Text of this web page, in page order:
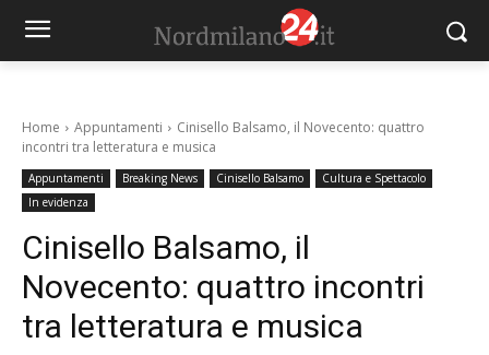
Home Appuntamenti
Cinisello Balsamo, il Novecento: quattro
incontri tra letteratura e musica
Appuntamenti Breaking News Cinisello Balsamo
Cultura e Spettacolo
In evidenza
Cinisello Balsamo, il
Novecento: quattro incontri
tra letteratura e musica